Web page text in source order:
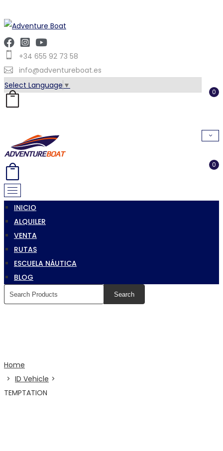
+34 655 92 73 58
info@adventureboat.es
Select Language ▼
0
0
INICIO
ALQUILER
VENTA
RUTAS
ESCUELA NÁUTICA
BLOG
Home
> ID Vehicle >
TEMPTATION